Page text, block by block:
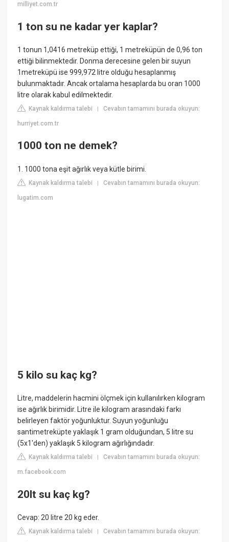
milliyet.com.tr
1 ton su ne kadar yer kaplar?
1 tonun 1,0416 metreküp ettiği, 1 metreküpün de 0,96 ton
ettiği bilinmektedir. Donma derecesine gelen bir suyun
1metreküpü ise 999,972 litre olduğu hesaplanmış
bulunmaktadır. Ancak ortalama hesaplarda bu oran 1000
litre olarak kabul edilmektedir.
Kaynak kaldırma talebi |Cevabın tamamını burada okuyun:
hurriyet.com.tr
1000 ton ne demek?
1. 1000 tona eşit ağırlık veya kütle birimi.
Kaynak kaldırma talebi |Cevabın tamamını burada okuyun:
lugatim.com
5 kilo su kaç kg?
Litre, maddelerin hacmini ölçmek için kullanılırken kilogram
ise ağırlık birimidir. Litre ile kilogram arasındaki farkı
belirleyen faktör yoğunluktur. Suyun yoğunluğu
santimetreküpte yaklaşık 1 gram olduğundan, 5 litre su
(5x1'den) yaklaşık 5 kilogram ağırlığındadır.
Kaynak kaldırma talebi |Cevabın tamamını burada okuyun:
m.facebook.com
20lt su kaç kg?
Cevap: 20 litre 20 kg eder.
Kaynak kaldırma talebi |Cevabın tamamını burada okuyun: